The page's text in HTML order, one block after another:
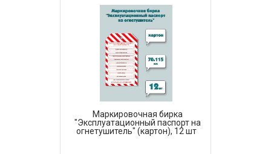
Маркировочная бирка
"Эксплуатационный паспорт на
огнетушитель" (картон), 12 шт